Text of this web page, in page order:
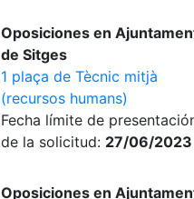
Oposiciones en
de Sitges
1 plaça de Tècnic mitjà
(recursos humans)
Fecha límite de
de la solicitud: 27/06/2023
Oposiciones en